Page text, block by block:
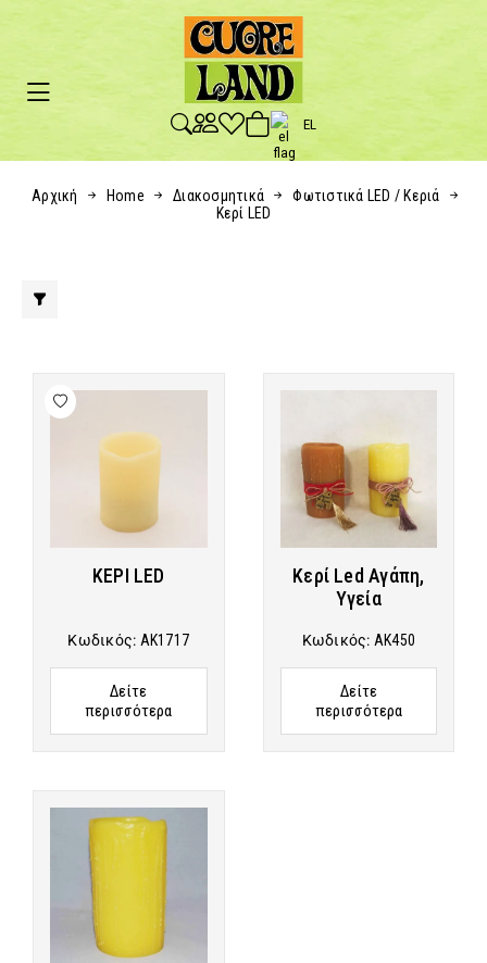
EL
Αρχική Home Διακοσμητικά
Φωτιστικά LED / Κεριά
Κερί LED
ΚΕΡΙ LED
Κωδικός: AK1717
Δείτε
περισσότερα
Κερί Led Αγάπη,
Υγεία
Κωδικός: AK450
Δείτε
περισσότερα